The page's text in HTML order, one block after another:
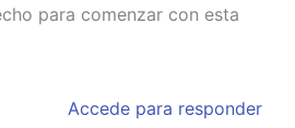
para comenzar con esta
Accede para responder